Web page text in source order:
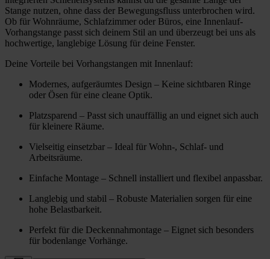
Stange nutzen, ohne dass der Bewegungsfluss unterbrochen wird.
Ob für Wohnräume, Schlafzimmer oder Büros, eine Innenlauf-
Vorhangstange passt sich deinem Stil an und überzeugt bei uns als
hochwertige, langlebige Lösung für deine Fenster.
Deine Vorteile bei Vorhangstangen mit Innenlauf:
Modernes, aufgeräumtes Design – Keine sichtbaren Ringe
oder Ösen für eine cleane Optik.
Platzsparend – Passt sich unauffällig an und eignet sich auch
für kleinere Räume.
Vielseitig einsetzbar – Ideal für Wohn-, Schlaf- und
Arbeitsräume.
Einfache Montage – Schnell installiert und flexibel anpassbar.
Langlebig und stabil – Robuste Materialien sorgen für eine
hohe Belastbarkeit.
Perfekt für die Deckennahmontage – Eignet sich besonders
für bodenlange Vorhänge.